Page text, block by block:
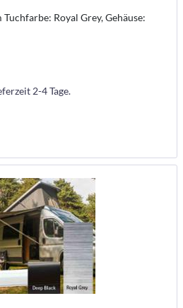
Royal Grey, Gehäuse:
2-4 Tage.